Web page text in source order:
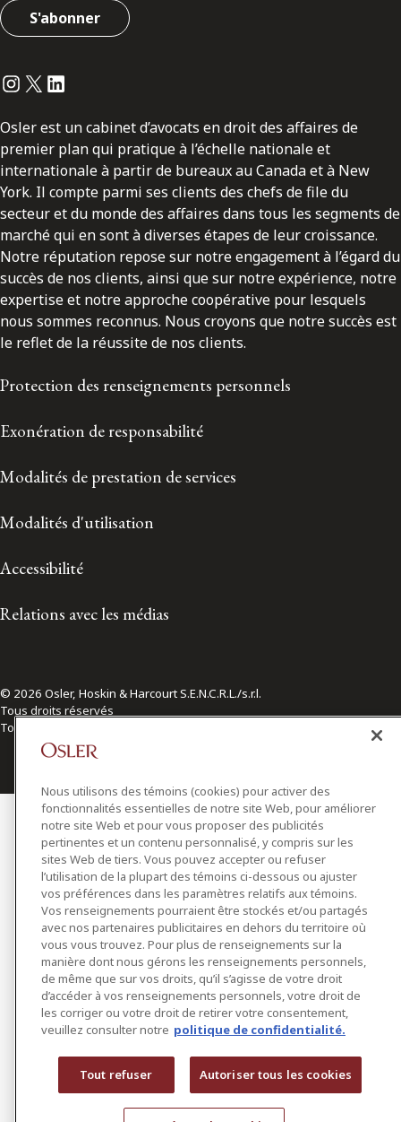
S'abonner
Instagram
Twitter
LinkedIn
Osler est un cabinet d’avocats en droit des affaires de
premier plan qui pratique à l’échelle nationale et
internationale à partir de bureaux au Canada et à New
York. Il compte parmi ses clients des chefs de file du
secteur et du monde des affaires dans tous les segments de
marché qui en sont à diverses étapes de leur croissance.
Notre réputation repose sur notre engagement à l’égard du
succès de nos clients, ainsi que sur notre expérience, notre
expertise et notre approche coopérative pour lesquels
nous sommes reconnus. Nous croyons que notre succès est
le reflet de la réussite de nos clients.
Protection des renseignements personnels
Exonération de responsabilité
Modalités de prestation de services
Modalités d'utilisation
Accessibilité
Relations avec les médias
© 2026 Osler, Hoskin & Harcourt S.E.N.C.R.L./s.r.l.
Tous droits réservés
Toronto | Montréal | Calgary | Vancouver | Ottawa | New York
Nous utilisons des témoins (cookies) pour activer des
fonctionnalités essentielles de notre site Web, pour améliorer
notre site Web et pour vous proposer des publicités
pertinentes et un contenu personnalisé, y compris sur les
sites Web de tiers. Vous pouvez accepter ou refuser
l’utilisation de la plupart des témoins ci-dessous ou ajuster
vos préférences dans les paramètres relatifs aux témoins.
Vos renseignements pourraient être stockés et/ou partagés
avec nos partenaires publicitaires en dehors du territoire où
vous vous trouvez. Pour plus de renseignements sur la
manière dont nous gérons les renseignements personnels,
de même que sur vos droits, qu’il s’agisse de votre droit
d’accéder à vos renseignements personnels, votre droit de
les corriger ou votre droit de retirer votre consentement,
veuillez consulter notre politique de confidentialité.
Tout refuser Autoriser tous les cookies